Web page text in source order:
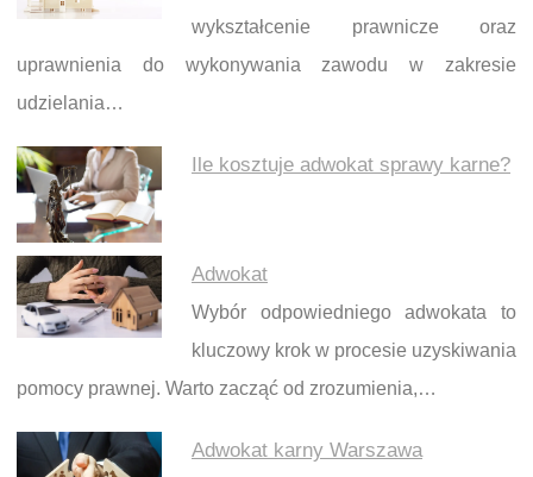
wykształcenie prawnicze oraz
uprawnienia do wykonywania zawodu w zakresie
udzielania…
Ile kosztuje adwokat sprawy karne?
Adwokat
Wybór odpowiedniego adwokata to
kluczowy krok w procesie uzyskiwania
pomocy prawnej. Warto zacząć od zrozumienia,…
Adwokat karny Warszawa